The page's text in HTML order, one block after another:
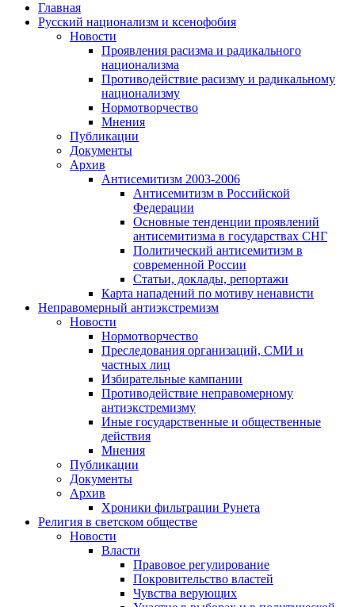
Главная
Русский национализм и ксенофобия
Новости
Проявления расизма и радикального
национализма
Противодействие расизму и радикальному
национализму
Нормотворчество
Мнения
Публикации
Документы
Архив
Антисемитизм 2003-2006
Антисемитизм в Российской
Федерации
Основные тенденции проявлений
антисемитизма в государствах СНГ
Политический антисемитизм в
современной России
Статьи, доклады, репортажи
Карта нападений по мотиву ненависти
Неправомерный антиэкстремизм
Новости
Нормотворчество
Преследования организаций, СМИ и
частных лиц
Избирательные кампании
Противодействие неправомерному
антиэкстремизму
Иные государственные и общественные
действия
Мнения
Публикации
Документы
Архив
Хроники фильтрации Рунета
Религия в светском обществе
Новости
Власти
Правовое регулирование
Покровительство властей
Чувства верующих